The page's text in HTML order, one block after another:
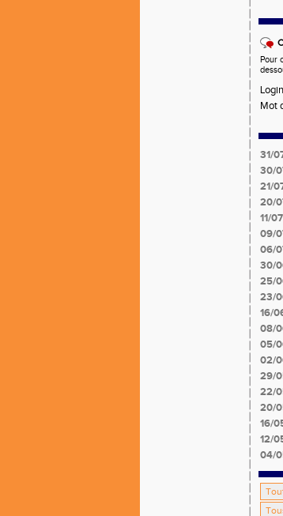
Pour
Mot
31/
30/
21/
20/
11/07
09/
06/
30/
25/
23/
16/
08/
05/
02/
29/
22/
20/
16/
12/
04/